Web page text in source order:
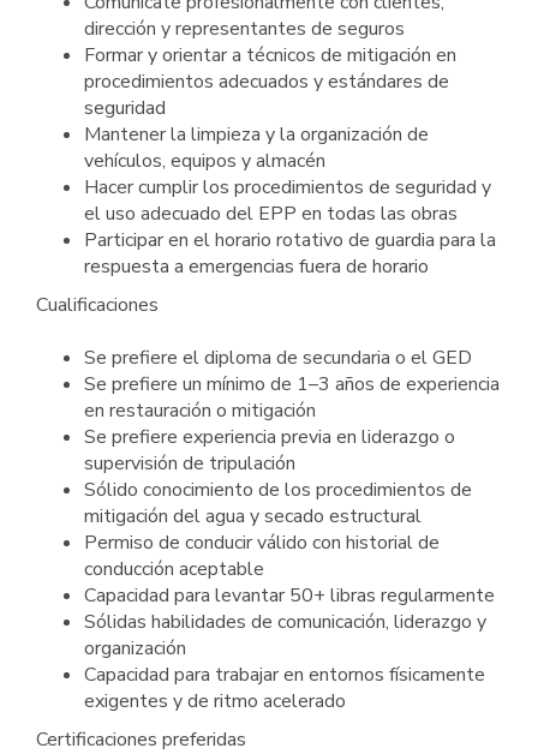
dirección y representantes de seguros
Formar y orientar a técnicos de mitigación en
procedimientos adecuados y estándares de
seguridad
Mantener la limpieza y la organización de
vehículos, equipos y almacén
Hacer cumplir los procedimientos de seguridad y
el uso adecuado del EPP en todas las obras
Participar en el horario rotativo de guardia para la
respuesta a emergencias fuera de horario
Cualificaciones
Se prefiere el diploma de secundaria o el GED
Se prefiere un mínimo de 1–3 años de experiencia
en restauración o mitigación
Se prefiere experiencia previa en liderazgo o
supervisión de tripulación
Sólido conocimiento de los procedimientos de
mitigación del agua y secado estructural
Permiso de conducir válido con historial de
conducción aceptable
Capacidad para levantar 50+ libras regularmente
Sólidas habilidades de comunicación, liderazgo y
organización
Capacidad para trabajar en entornos físicamente
exigentes y de ritmo acelerado
Certificaciones preferidas